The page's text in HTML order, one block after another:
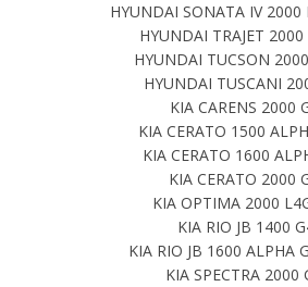
HYUNDAI SONATA IV 2000
HYUNDAI TRAJET
HYUNDAI TUCSON
HYUNDAI TUSCANI
KIA CARENS 2000
KIA CERATO 1500
KIA CERATO 1600
KIA CERATO 2000
KIA OPTIMA 2000
KIA RIO JB 1400
KIA RIO JB 1600 ALPHA
KIA SPECTRA